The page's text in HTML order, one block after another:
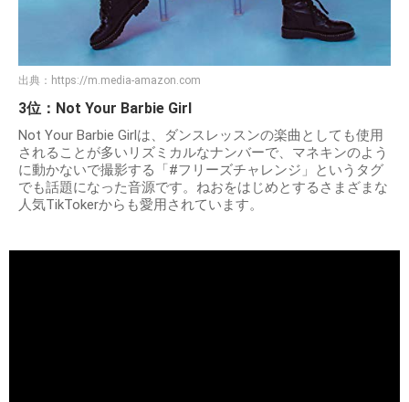
出典： https://m.media-amazon.com
3位：Not Your Barbie Girl
Not Your Barbie Girlは、ダンスレッスンの楽曲としても使用
されることが多いリズミカルなナンバーで、マネキンのよう
に動かないで撮影する「#フリーズチャレンジ」というタグ
でも話題になった音源です。ねおをはじめとするさまざまな
人気TikTokerからも愛用されています。